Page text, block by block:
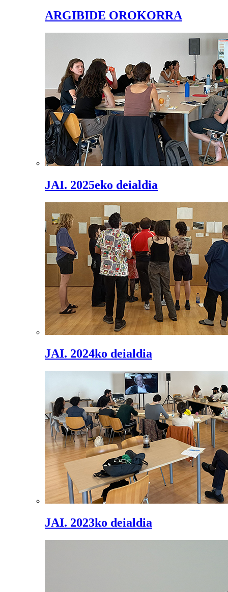
ARGIBIDE OROKORRA
JAI. 2025eko deialdia
JAI. 2024ko deialdia
JAI. 2023ko deialdia